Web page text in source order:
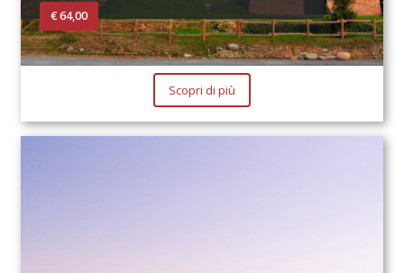
€ 64,00
Scopri di più